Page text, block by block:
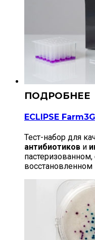
ECLIPSE
Тест-набор для
антибиотиков и